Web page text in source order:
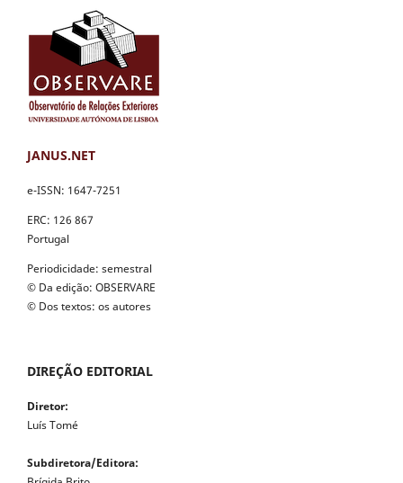
JANUS.NET
e-ISSN: 1647-7251
ERC: 126 867
Portugal
Periodicidade: semestral
© Da edição: OBSERVARE
© Dos textos: os autores
DIREÇÃO EDITORIAL
Diretor:
Luís Tomé
Subdiretora/Editora: